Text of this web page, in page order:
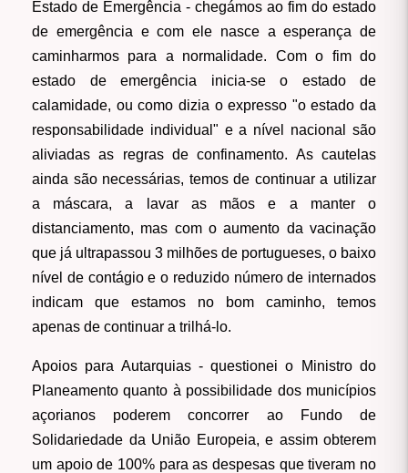
Estado de Emergência - chegámos ao fim do estado
de emergência e com ele nasce a esperança de
caminharmos para a normalidade. Com o fim do
estado de emergência inicia-se o estado de
calamidade, ou como dizia o expresso "o estado da
responsabilidade individual" e a nível nacional são
aliviadas as regras de confinamento. As cautelas
ainda são necessárias, temos de continuar a utilizar
a máscara, a lavar as mãos e a manter o
distanciamento, mas com o aumento da vacinação
que já ultrapassou 3 milhões de portugueses, o baixo
nível de contágio e o reduzido número de internados
indicam que estamos no bom caminho, temos
apenas de continuar a trilhá-lo.
Apoios para Autarquias- questionei o Ministro do
Planeamento quanto à possibilidade dos municípios
açorianos poderem concorrer ao Fundo de
Solidariedade da União Europeia, e assim obterem
um apoio de 100% para as despesas que tiveram no